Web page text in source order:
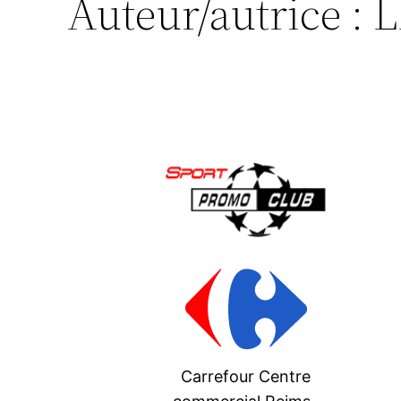
Auteur/autrice :
Carrefour Centre